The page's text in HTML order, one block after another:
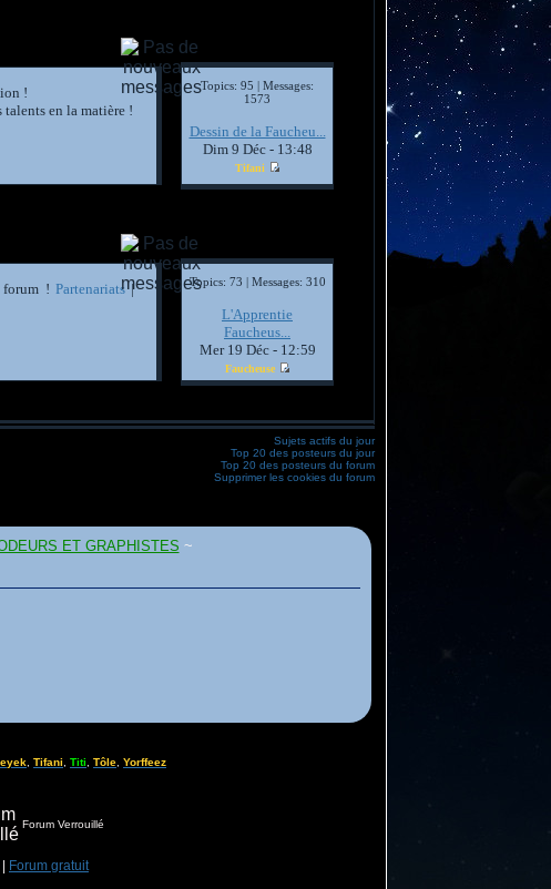
!
en la matière !
Topics: 95 | Messages:
1573
Dessin de la Faucheu...
Dim 9 Déc - 13:48
Tifani
forum ! Partenariats|
Topics: 73 | Messages: 310
L'Apprentie
Faucheus...
Mer 19 Déc - 12:59
Faucheuse
Sujets actifs du jour
Top 20 des posteurs du jour
Top 20 des posteurs du forum
Supprimer les cookies du forum
ET GRAPHISTES ~
Tifani Titi Tôle Yorffeez
Forum Verrouillé
Forum gratuit